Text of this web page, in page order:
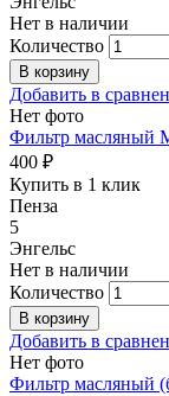
Нет в наличии
Количество
Добавить в
Нет фото
Фильтр масляный
400 ₽
Купить в 1 клик
Пенза
5
Энгельс
Нет в наличии
Количество
Добавить в
Нет фото
Фильтр масляный